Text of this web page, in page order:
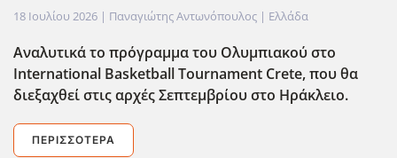
18 Ιουλίου 2026 | Παναγιώτης Αντωνόπουλος | Ελλάδα
Αναλυτικά το πρόγραμμα του Ολυμπιακού στο
International Basketball Tournament Crete, που θα
διεξαχθεί στις αρχές Σεπτεμβρίου στο Ηράκλειο.
ΠΕΡΙΣΣΌΤΕΡΑ